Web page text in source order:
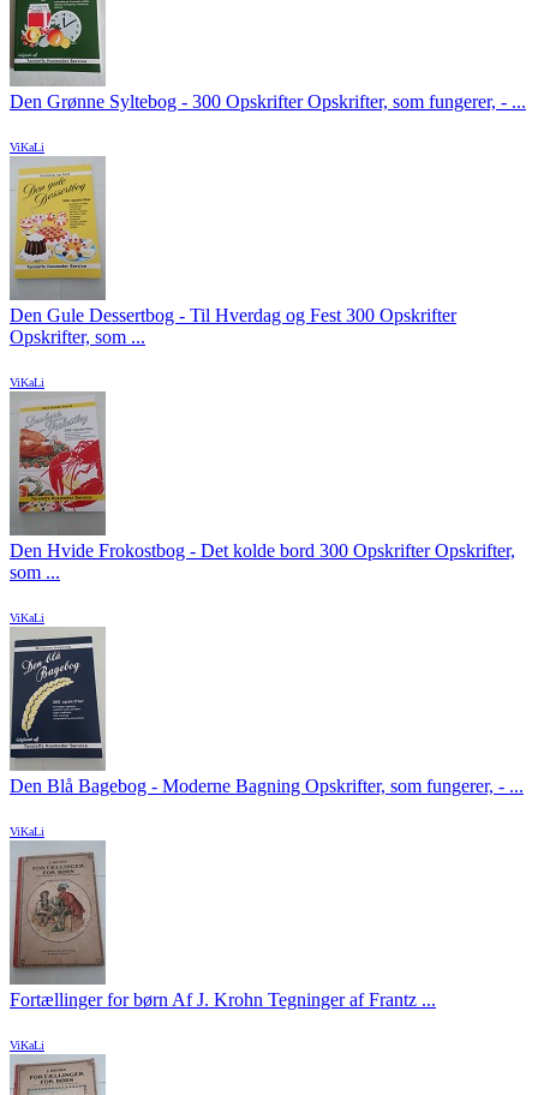
Den Grønne Syltebog - 300 Opskrifter Opskrifter, som fungerer, - ...
ViKaLi
Den Gule Dessertbog - Til Hverdag og Fest 300 Opskrifter
Opskrifter, som ...
ViKaLi
Den Hvide Frokostbog - Det kolde bord 300 Opskrifter Opskrifter,
som ...
ViKaLi
Den Blå Bagebog - Moderne Bagning Opskrifter, som fungerer, - ...
ViKaLi
Fortællinger for børn Af J. Krohn Tegninger af Frantz ...
ViKaLi